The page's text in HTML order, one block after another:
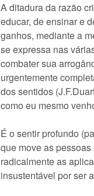
A ditadura da razão
educar, de ensinar e
ganhos, mediante a
se expressa nas
combater sua
urgentemente
dos sentidos
como eu mesmo
É o sentir profundo
que move as
radicalmente as
insustentável por ser